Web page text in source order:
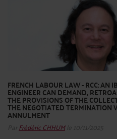
FRENCH LABOUR LAW - RCC: AN
ENGINEER CAN DEMAND,
THE PROVISIONS OF THE
THE NEGOTIATED TERMINATION
ANNULMENT
Par Frédéric CHHUMle 10/11/2025